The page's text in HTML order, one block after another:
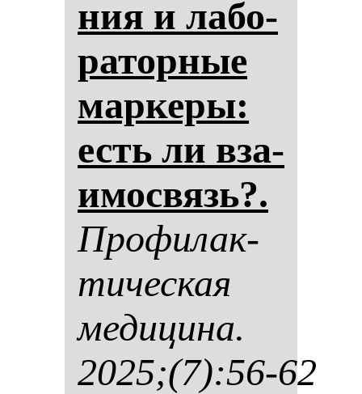
ния и ла­бо­
ра­тор­ные
мар­ке­ры:
есть ли вза­
имос­вязь?.
Про­фи­лак­
ти­чес­кая
ме­ди­ци­на.
2025;(7):56-62